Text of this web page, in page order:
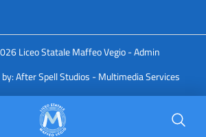
Liceo Statale Maffeo Vegio -Admin
After Spell Studios - Multimedia Services